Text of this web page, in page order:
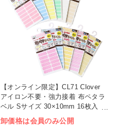
【オンライン限定】CL71 Clover
アイロン不要・強力接着 布ペタラ
ベル Sサイズ 30×10mm 16枚入
(枚)
卸価格は会員のみ公開